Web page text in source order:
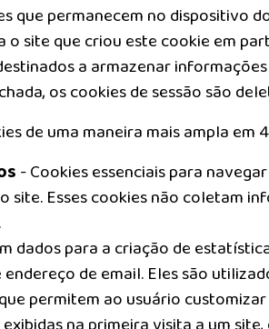
que permanecem no dispositivo
site que criou este cookie em
a armazenar
os cookies de sessão são
de uma maneira mais ampla
- Cookies essenciais para
Esses cookies não coletam
dados para a criação de
de email. Eles são
permitem ao usuário